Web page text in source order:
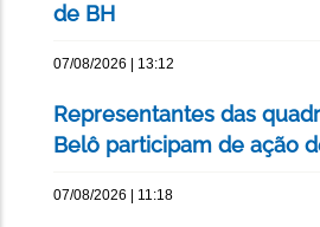
de BH
07/08/2026 | 13:12
Representantes das
Belô participam de ação
07/08/2026 | 11:18